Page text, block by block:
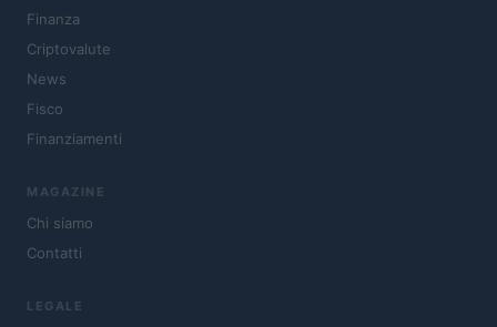
Finanza
Criptovalute
News
Fisco
Finanziamenti
MAGAZINE
Chi siamo
Contatti
LEGALE